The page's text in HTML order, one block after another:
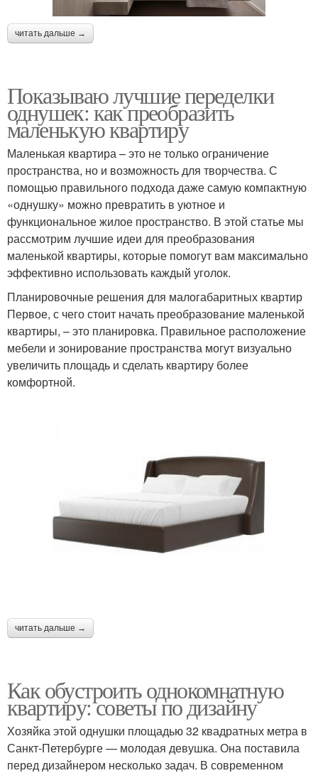
читать дальше →
Показываю лучшие переделки
однушек: как преобразить
маленькую квартиру
Маленькая квартира – это не только ограничение
пространства, но и возможность для творчества. С
помощью правильного подхода даже самую компактную
«однушку» можно превратить в уютное и
функциональное жилое пространство. В этой статье мы
рассмотрим лучшие идеи для преобразования
маленькой квартиры, которые помогут вам максимально
эффективно использовать каждый уголок.
Планировочные решения для малогабаритных квартир
Первое, с чего стоит начать преобразование маленькой
квартиры, – это планировка. Правильное расположение
мебели и зонирование пространства могут визуально
увеличить площадь и сделать квартиру более
комфортной.
читать дальше →
Как обустроить однокомнатную
квартиру: советы по дизайну
Хозяйка этой однушки площадью 32 квадратных метра в
Санкт-Петербурге — молодая девушка. Она поставила
перед дизайнером несколько задач. В современном